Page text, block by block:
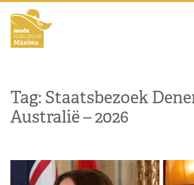
Tag: Staatsbezoek
Australië – 2026